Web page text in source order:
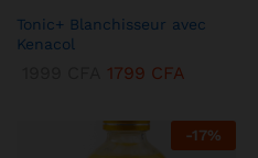
Tonic+ Blanchisseur avec
Kenacol
1799 CFA
-17%